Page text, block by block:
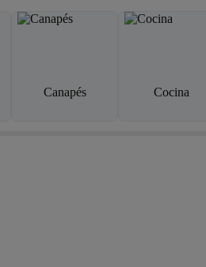
Canapés Cocina